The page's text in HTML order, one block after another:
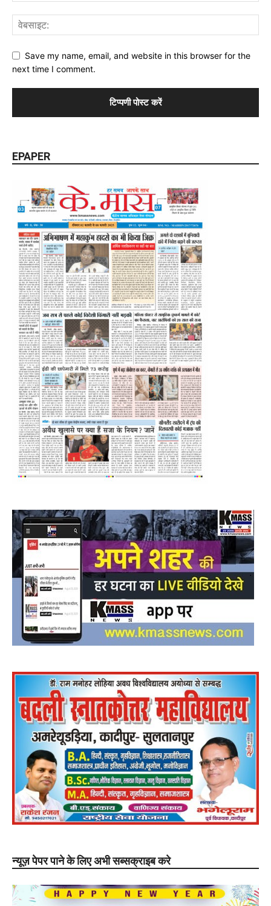
Save my name, email, and website in this browser for the
next time I comment.
EPAPER
न्यूज़ पेपर पाने के लिए अभी सब्सक्राइब करे